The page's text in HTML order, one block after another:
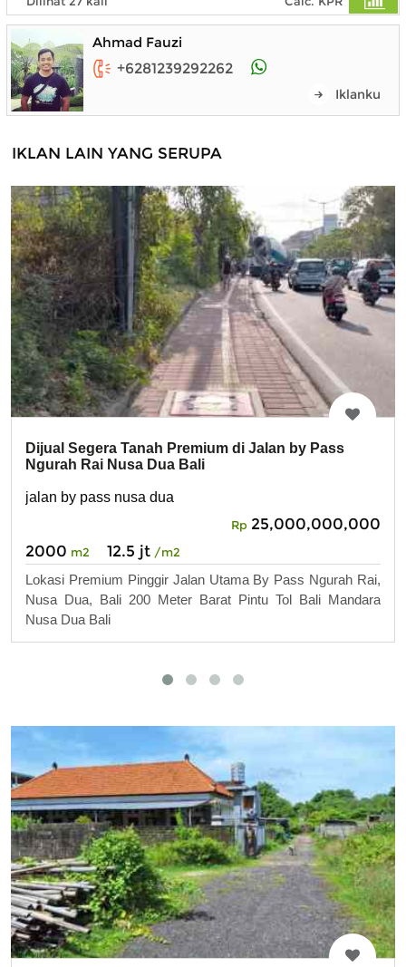
Ahmad Fauzi
+6281239292262
Iklanku
IKLAN LAIN YANG SERUPA
Dijual Segera Tanah Premium di Jalan by Pass
Ngurah Rai Nusa Dua Bali
jalan by pass nusa dua
Rp 25,000,000,000
2000 m2 12.5 jt /m2
Lokasi Premium Pinggir Jalan Utama By Pass Ngurah Rai,
Nusa Dua, Bali 200 Meter Barat Pintu Tol Bali Mandara
Nusa Dua Bali